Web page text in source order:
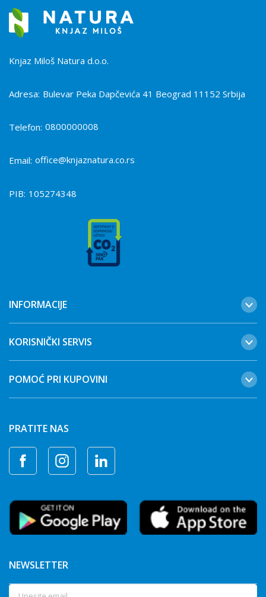
Knjaz Miloš Natura d.o.o.
Adresa: Bulevar Peka Dapčevića 41 Beograd 11152 Srbija
Telefon: 0800000008
Email: office@knjaznatura.co.rs
PIB: 105274348
INFORMACIJE
KORISNIČKI SERVIS
POMOĆ PRI KUPOVINI
PRATITE NAS
NEWSLETTER